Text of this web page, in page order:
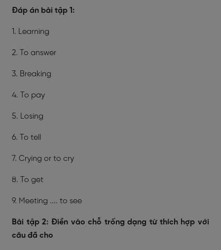
Đáp án bài tập 1:
1. Learning
2. To answer
3. Breaking
4. To pay
5. Losing
6. To tell
7. Crying or to cry
8. To get
9. Meeting .... to see
Bài tập 2: Điền vào chỗ trống dạng từ thích hợp với
câu đã cho